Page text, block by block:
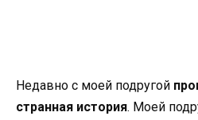
Недавно с моей подругой
странная история. Моей